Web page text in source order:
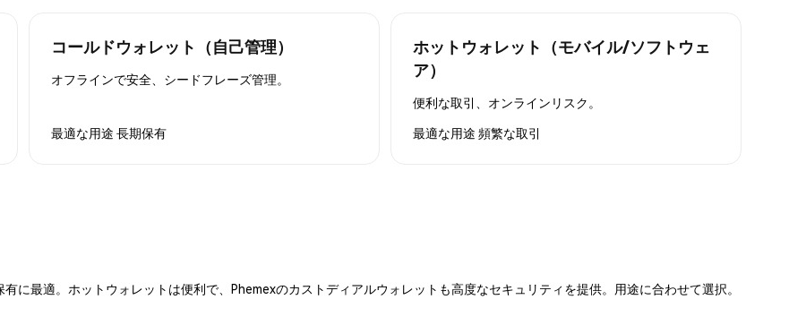
コールドウォレット（自己管理）
オフラインで安全、シードフレーズ管理。
最適な用途 長期保有
ホットウォレット（モバイル/ソフトウェ
ア）
便利な取引、オンラインリスク。
最適な用途 頻繁な取引
に最適。ホットウォレットは便利で、Phemexのカストディアルウォレットも高度なセキュリティを提供。用途に合わせて選択。